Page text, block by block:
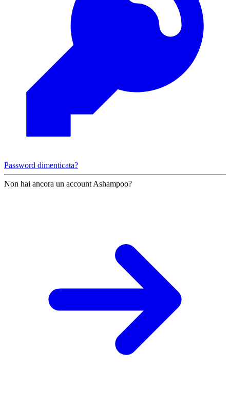
Password dimenticata?
Non hai ancora un account Ashampoo?